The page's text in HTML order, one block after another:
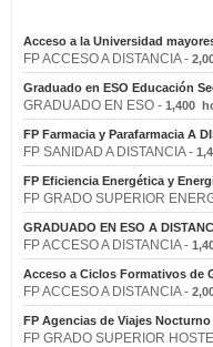
Acceso a la Universidad
FP ACCESO A DISTANCIA -
Graduado en ESO Educación
GRADUADO EN ESO - 1,400
FP Farmacia y Parafarmacia A
FP SANIDAD A DISTANCIA -
FP Eficiencia Energética y
FP GRADO SUPERIOR
GRADUADO EN ESO A
FP ACCESO A DISTANCIA -
Acceso a Ciclos Formativos de
FP ACCESO A DISTANCIA -
FP Agencias de Viajes Nocturno
FP GRADO SUPERIOR